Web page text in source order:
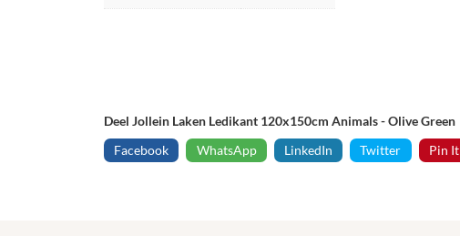
Deel Jollein Laken Ledikant 120x150cm Animals - Olive Green
Facebook
WhatsApp LinkedIn Twitter Pin It